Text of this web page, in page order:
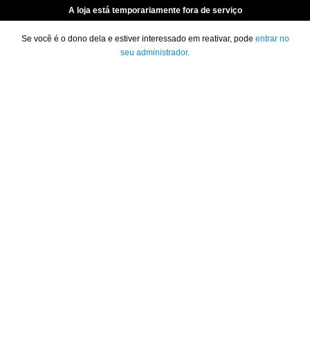
A loja está temporariamente fora de serviço
Se você é o dono dela e estiver interessado em reativar, pode entrar no
seu administrador.